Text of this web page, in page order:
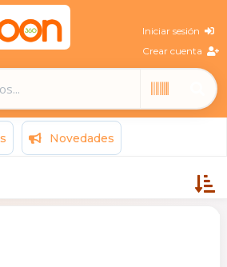
Iniciar sesión
Crear cuenta
Novedades